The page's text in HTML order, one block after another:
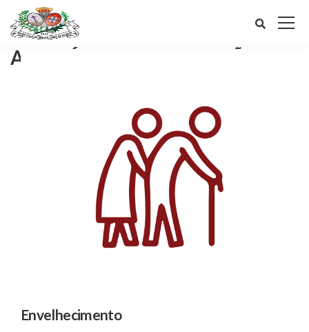
A HISTÓRIA DA INSTITUIÇÃO
Envelhecimento